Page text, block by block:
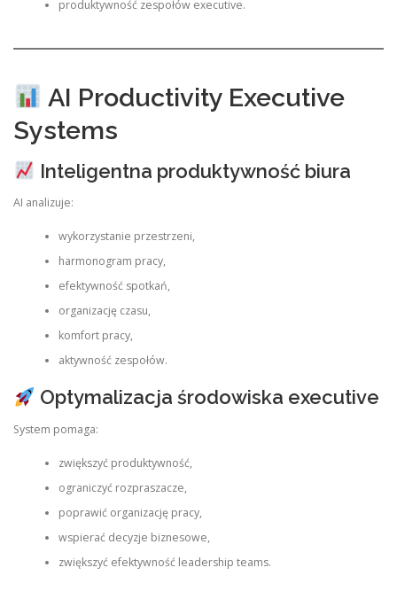
produktywność zespołów executive.
AI Productivity Executive
Systems
Inteligentna produktywność biura
AI analizuje:
wykorzystanie przestrzeni,
harmonogram pracy,
efektywność spotkań,
organizację czasu,
komfort pracy,
aktywność zespołów.
Optymalizacja środowiska executive
System pomaga:
zwiększyć produktywność,
ograniczyć rozpraszacze,
poprawić organizację pracy,
wspierać decyzje biznesowe,
zwiększyć efektywność leadership teams.